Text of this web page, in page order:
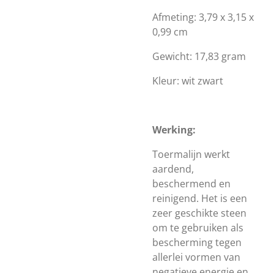
Afmeting: 3,79 x 3,15 x
0,99 cm
Gewicht: 17,83 gram
Kleur: wit zwart
Werking:
Toermalijn werkt
aardend,
beschermend en
reinigend. Het is een
zeer geschikte steen
om te gebruiken als
bescherming tegen
allerlei vormen van